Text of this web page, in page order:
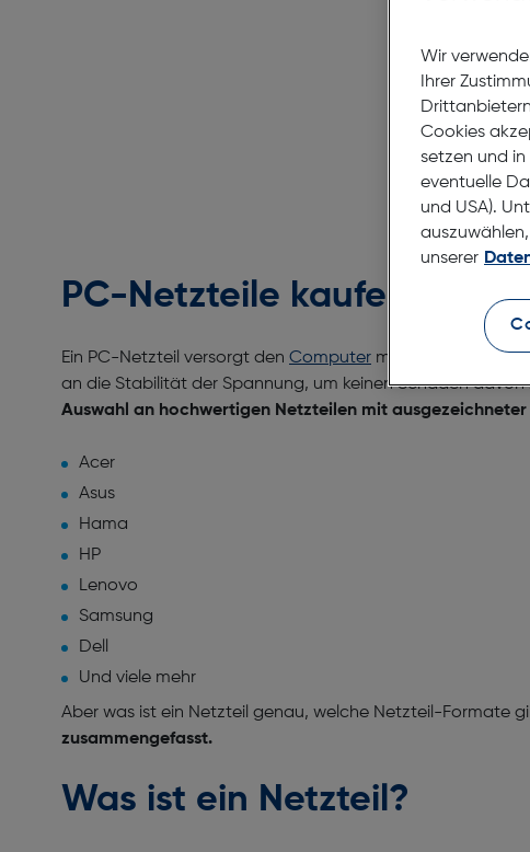
PC-Netzteile kaufen bei
Ein PC-Netzteil versorgt den Computer mit Strom.
an die Stabilität der Spannung, um keinen Schaden
Auswahl an hochwertigen Netzteilen mit
Acer
Asus
Hama
HP
Lenovo
Samsung
Dell
Und viele mehr
Aber was ist ein Netzteil genau, welche Netzteil-Formate
zusammengefasst.
Was ist ein Netzteil?
Wir
Ihrer
Cookies
setzen und
eventuelle
und USA).
unserer